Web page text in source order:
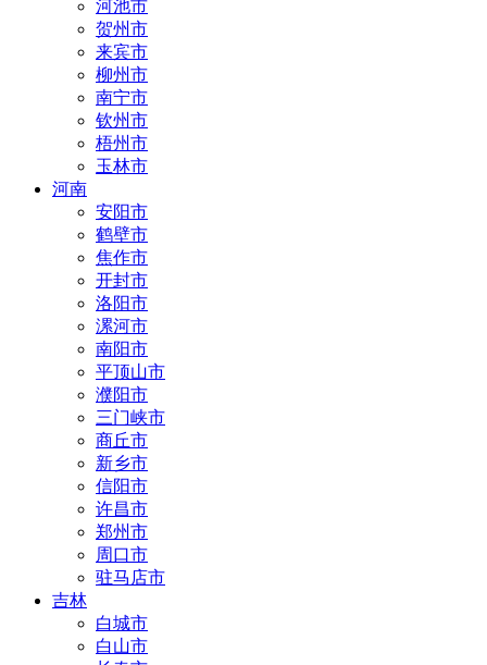
河池市
贺州市
来宾市
柳州市
南宁市
钦州市
梧州市
玉林市
河南
安阳市
鹤壁市
焦作市
开封市
洛阳市
漯河市
南阳市
平顶山市
濮阳市
三门峡市
商丘市
新乡市
信阳市
许昌市
郑州市
周口市
驻马店市
吉林
白城市
白山市